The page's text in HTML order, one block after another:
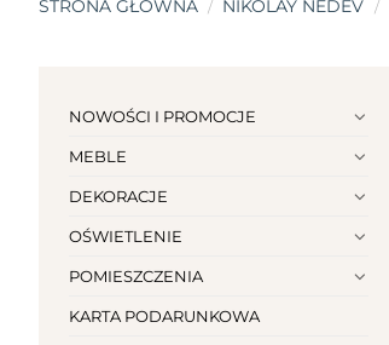
STRONA GŁÓWNA / NIKOLAY NEDEV /
NOWOŚCI I PROMOCJE
MEBLE
DEKORACJE
OŚWIETLENIE
POMIESZCZENIA
KARTA PODARUNKOWA